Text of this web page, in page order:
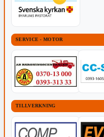
SERVICE - MOTOR
TILLVERKNING